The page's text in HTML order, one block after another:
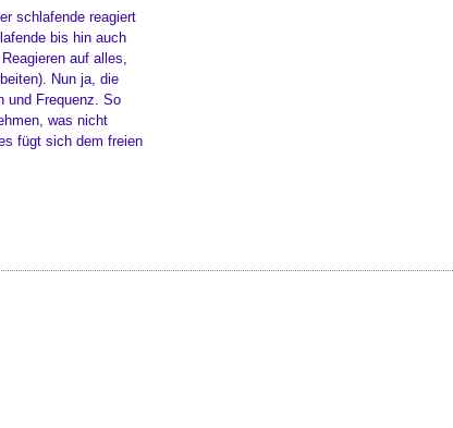
schlafende reagiert
bis hin auch
auf alles,
Nun ja, die
und Frequenz. So
was nicht
fügt sich dem freien